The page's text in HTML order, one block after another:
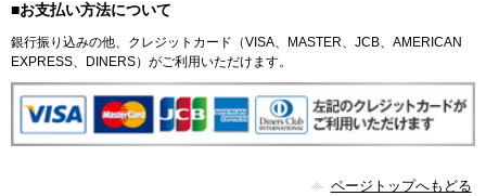
■お支払い方法について
銀行振り込みの他、クレジットカード（VISA、MASTER、JCB、AMERICAN
EXPRESS、DINERS）がご利用いただけます。
ページトップへもどる